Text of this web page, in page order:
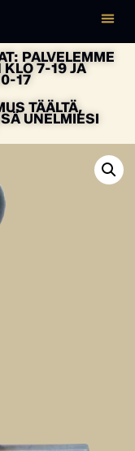
PALVELEMME
KLO 7-19 JA
17
TÄÄLTÄ,
UNELMIESI